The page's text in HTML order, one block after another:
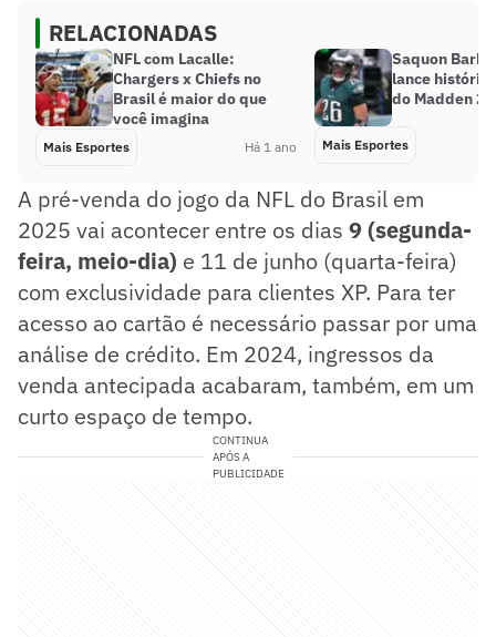
RELACIONADAS
NFL com Lacalle:
Chargers x Chiefs no
Brasil é maior do que
você imagina
Mais Esportes Há 1 ano
Saquon
lance
do Madden 26
Mais Esportes
A pré-venda do jogo da NFL do Brasil em
2025 vai acontecer entre os dias 9 (segunda-
feira, meio-dia) e 11 de junho (quarta-feira)
com exclusividade para clientes XP. Para ter
acesso ao cartão é necessário passar por uma
análise de crédito. Em 2024, ingressos da
venda antecipada acabaram, também, em um
curto espaço de tempo.
CONTINUA
APÓS A
PUBLICIDADE